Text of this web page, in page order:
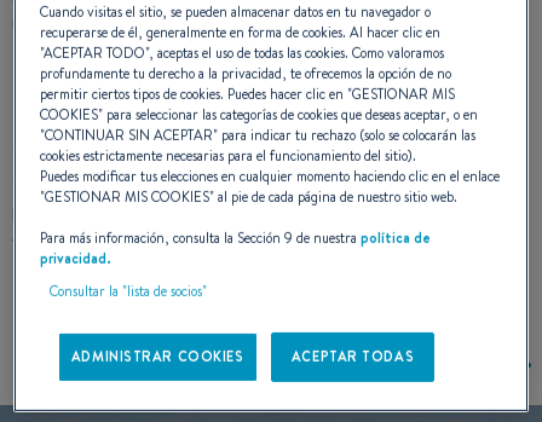
marcada por el lanzamiento del Swift Trawler 47. La silueta
fluida y equilibrada del Swift Trawler 41 está sostenida por
una carena con la proa fina y tulipada, prueba de un
excelente paso en el mar.La timonería sorprende por la
generosidad de sus espacios acristalados, mientras que la
cubierta de proa, con su gran solárium y su alto balcón
protector, refuerza la fuerte personalidad de este gran
viajero.Su nuevo casco ha sido concebido para asegurar un
rendimiento y un consumo óptimos, en las dos versiones
disponibles: Flyo Sedan.
Cuando visitas el sitio, se pueden almacenar datos en tu navegador o
recuperarse de él, generalmente en forma de cookies. Al hacer clic en
"ACEPTAR TODO", aceptas el uso de todas las cookies. Como valoramos
profundamente tu derecho a la privacidad, te ofrecemos la opción de no
permitir ciertos tipos de cookies. Puedes hacer clic en "GESTIONAR MIS
COOKIES" para seleccionar las categorías de cookies que deseas aceptar, o en
"CONTINUAR SIN ACEPTAR" para indicar tu rechazo (solo se colocarán las
cookies estrictamente necesarias para el funcionamiento del sitio).
Puedes modificar tus elecciones en cualquier momento haciendo clic en el enlace
"GESTIONAR MIS COOKIES" al pie de cada página de nuestro sitio web.
Para más información, consulta la Sección 9 de nuestrapolítica de
privacidad.
Consultar la "lista de socios"
ADMINISTRAR COOKIES ACEPTAR TODAS